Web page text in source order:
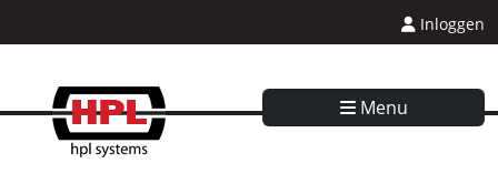
Inloggen
Menu